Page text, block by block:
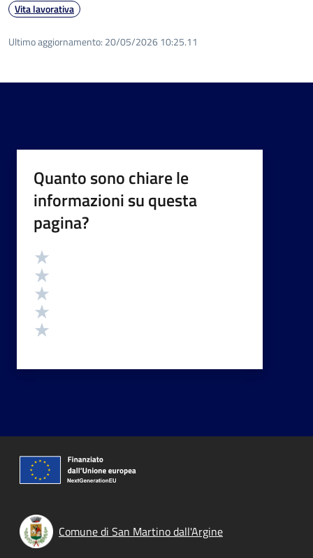
Vita lavorativa
Ultimo aggiornamento: 20/05/2026 10:25.11
Quanto sono chiare le
informazioni su questa
pagina?
Valutazione
Comune di San Martino dall'Argine